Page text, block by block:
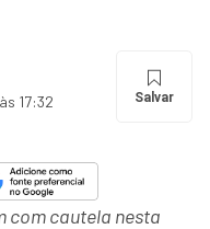
17:32 Salvar
com cautela nesta